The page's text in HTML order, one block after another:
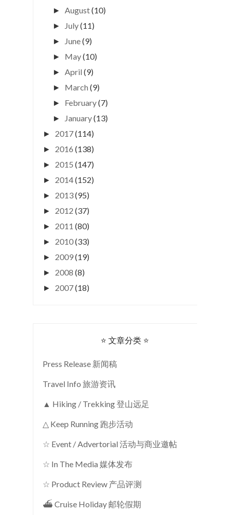
►August(10)
► July(11)
► June(9)
► May(10)
►April(9)
► March(9)
► February(7)
► January(13)
► 2017(114)
► 2016 (138)
► 2015 (147)
► 2014(152)
► 2013(95)
► 2012 (37)
► 2011 (80)
► 2010(33)
► 2009(19)
► 2008 (8)
► 2007(18)
⭐ 文章分类 ⭐
Press Release 新闻稿
Travel Info 旅游资讯
▲ Hiking / Trekking 登山远足
△ Keep Running 跑步活动
☆ Event / Advertorial 活动与商业邀帖
☆ In The Media 媒体发布
☆ Product Review 产品评测
⛴ Cruise Holiday 邮轮假期